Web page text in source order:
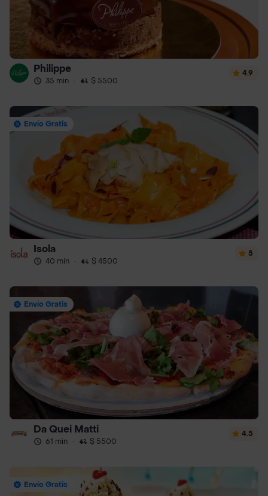
Philippe
35 min · $ 5500
4.9
Envío Gratis
Isola
40 min · $ 4500
5
Envío Gratis
Da Quei Matti
61 min · $ 5500
4.5
Envío Gratis